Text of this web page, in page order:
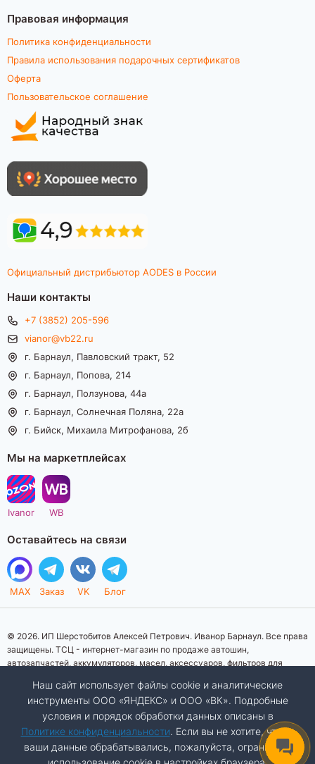
Правовая информация
Политика конфиденциальности
Правила использования подарочных сертификатов
Оферта
Пользовательское соглашение
Официальный дистрибьютор AODES в России
Наши контакты
+7 (3852) 205-596
vianor@vb22.ru
г. Барнаул, Павловский тракт, 52
г. Барнаул, Попова, 214
г. Барнаул, Ползунова, 44а
г. Барнаул, Солнечная Поляна, 22а
г. Бийск, Михаила Митрофанова, 2б
Мы на маркетплейсах
Ivanor WB
Оставайтесь на связи
MAX Заказ VK Блог
© 2026. ИП Шерстобитов Алексей Петрович. Иванор Барнаул. Все права
защищены. ТСЦ - интернет-магазин по продаже автошин,
автозапчастей, аккумуляторов, масел, аксессуаров, фильтров для
информационный характер. Представленная информация о товарах, их
стоимости, характеристик, фото, наличия на складе ни при каких
условиях не является публичной офертой, определяемой положениями
Статьи 437 (2) Гражданского кодекса Российской Федерации.
Изображения товаров на фотографиях, представленных на сайте, могут
отличаться от оригиналов. Копирование материалов сайта запрещено.
Наш сайт использует файлы cookie и аналитические
инструменты ООО «ЯНДЕКС» и ООО «ВК». Подробные
условия и порядок обработки данных описаны в
Политике конфиденциальности. Если вы не хотите, чтобы
ваши данные обрабатывались, пожалуйста, ограничьте